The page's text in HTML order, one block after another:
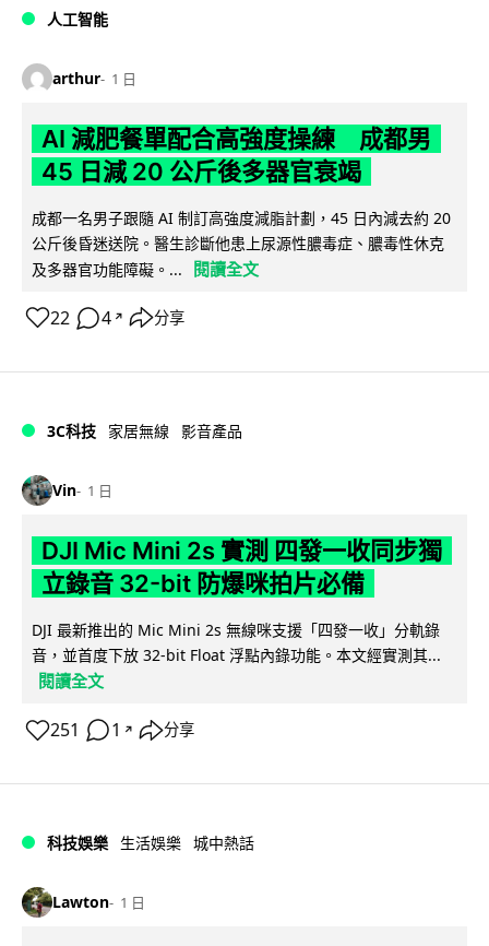
人工智能
arthur 1 日
AI 減肥餐單配合高強度操練 成都男
45 日減 20 公斤後多器官衰竭
成都一名男子跟隨 AI 制訂高強度減脂計劃，45 日內減去約 20
公斤後昏迷送院。醫生診斷他患上尿源性膿毒症、膿毒性休克
及多器官功能障礙。...
閱讀全文
22 4 ↗ 分享
3C科技 家居無線 影音產品
Vin 1 日
DJI Mic Mini 2s 實測 四發一收同步獨
立錄音 32-bit 防爆咪拍片必備
DJI 最新推出的 Mic Mini 2s 無線咪支援「四發一收」分軌錄
音，並首度下放 32-bit Float 浮點內錄功能。本文經實測其...
閱讀全文
251 1 ↗ 分享
科技娛樂 生活娛樂 城中熱話
Lawton 1 日